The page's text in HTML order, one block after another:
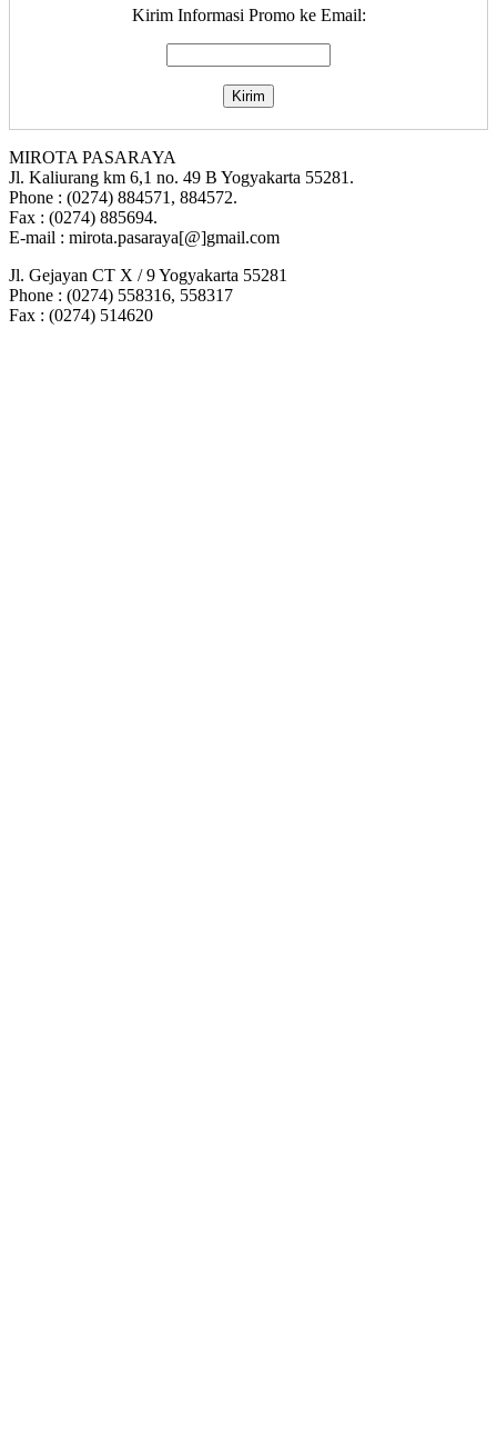
Kirim Informasi Promo ke Email:
MIROTA PASARAYA
Jl. Kaliurang km 6,1 no. 49 B Yogyakarta 55281.
Phone : (0274) 884571, 884572.
Fax : (0274) 885694.
E-mail : mirota.pasaraya[@]gmail.com
Jl. Gejayan CT X / 9 Yogyakarta 55281
Phone : (0274) 558316, 558317
Fax : (0274) 514620